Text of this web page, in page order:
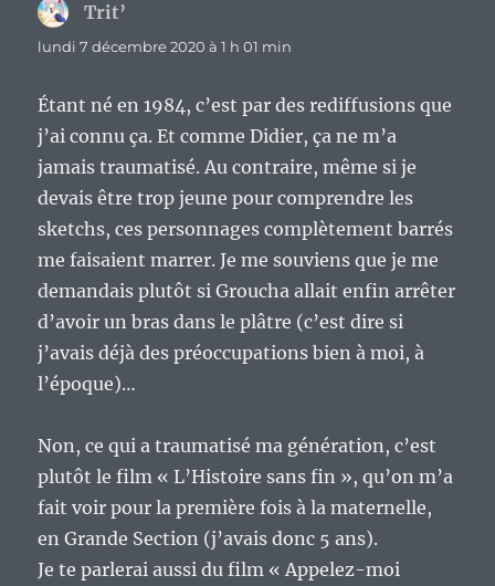
Trit’
lundi 7 décembre 2020 à 1 h 01 min
Étant né en 1984, c’est par des rediffusions que
j’ai connu ça. Et comme Didier, ça ne m’a
jamais traumatisé. Au contraire, même si je
devais être trop jeune pour comprendre les
sketchs, ces personnages complètement barrés
me faisaient marrer. Je me souviens que je me
demandais plutôt si Groucha allait enfin arrêter
d’avoir un bras dans le plâtre (c’est dire si
j’avais déjà des préoccupations bien à moi, à
l’époque)…
Non, ce qui a traumatisé ma génération, c’est
plutôt le film « L’Histoire sans fin », qu’on m’a
fait voir pour la première fois à la maternelle,
en Grande Section (j’avais donc 5 ans).
Je te parlerai aussi du film « Appelez-moi